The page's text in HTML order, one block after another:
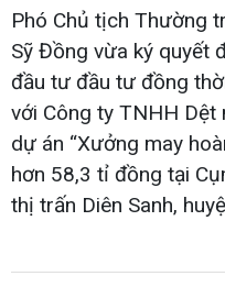
Phó Chủ tịch Thường
Sỹ Đồng vừa ký quyết
đầu tư đầu tư đồng
với Công ty TNHH Dệt
dự án “Xưởng may
hơn 58,3 tỉ đồng tại
thị trấn Diên Sanh,